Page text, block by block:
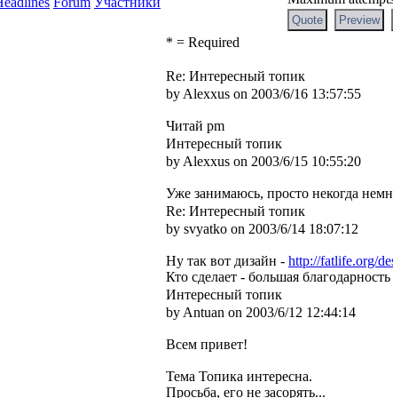
* = Required
Re: Интересный топик
by Alexxus on 2003/6/16 13:57:55
Читай pm
Интересный топик
by Alexxus on 2003/6/15 10:55:20
Уже занимаюсь, просто некогда
Re: Интересный топик
by svyatko on 2003/6/14 18:07:12
Ну так вот дизайн - http://fatlife.org/
Кто сделает - большая
Интересный топик
by Antuan on 2003/6/12 12:44:14
Всем привет!
Тема Топика интересна.
Просьба, его не засорять...